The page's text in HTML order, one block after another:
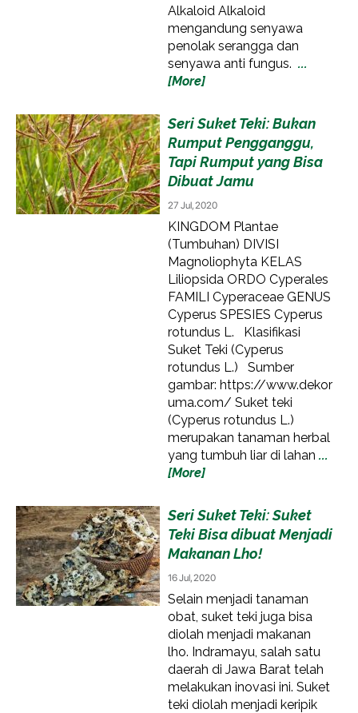
Alkaloid Alkaloid
mengandung senyawa
penolak serangga dan
senyawa anti fungus. ...
[More]
Seri Suket Teki: Bukan
Rumput Pengganggu,
Tapi Rumput yang Bisa
Dibuat Jamu
27 Jul, 2020
KINGDOM Plantae
(Tumbuhan) DIVISI
Magnoliophyta KELAS
Liliopsida ORDO Cyperales
FAMILI Cyperaceae GENUS
Cyperus SPESIES Cyperus
rotundus L. Klasifikasi
Suket Teki (Cyperus
rotundus L.) Sumber
gambar: https://www.dekor
uma.com/ Suket teki
(Cyperus rotundus L.)
merupakan tanaman herbal
yang tumbuh liar di lahan ...
[More]
Seri Suket Teki: Suket
Teki Bisa dibuat Menjadi
Makanan Lho!
16 Jul, 2020
Selain menjadi tanaman
obat, suket teki juga bisa
diolah menjadi makanan
lho. Indramayu, salah satu
daerah di Jawa Barat telah
melakukan inovasi ini. Suket
teki diolah menjadi keripik